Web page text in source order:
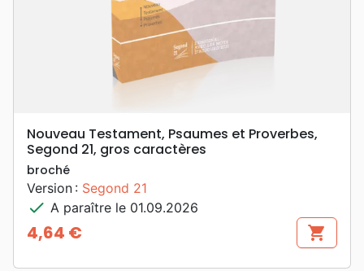
Nouveau Testament, Psaumes et Proverbes,
Segond 21, gros caractères
broché
Version : Segond 21
check A paraître le 01.09.2026
Prix
4,64 € shopping_cart